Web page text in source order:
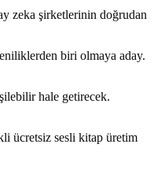
zeka şirketlerinin doğrudan
biri olmaya aday.
hale getirecek.
ücretsiz sesli kitap üretim